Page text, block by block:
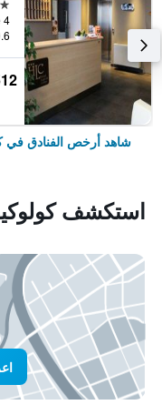
0.6 كيلومتر
شاهد أرخص الفنادق في
استكشف